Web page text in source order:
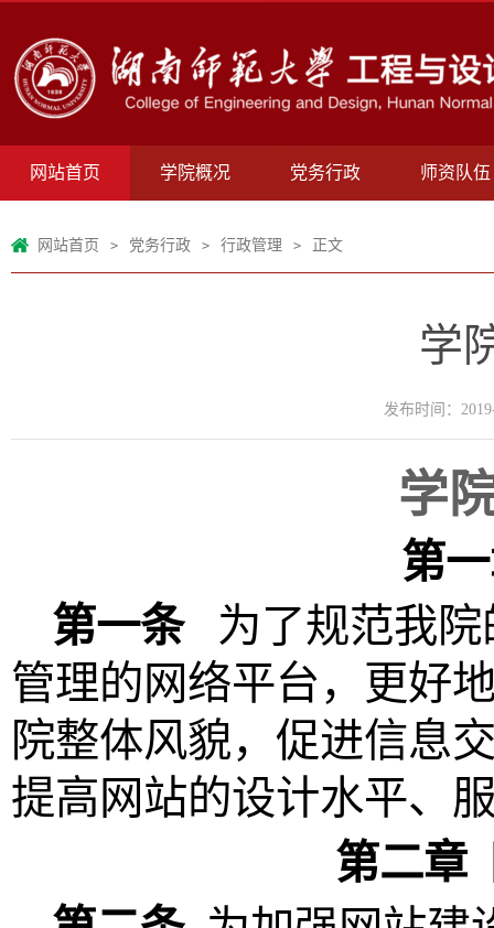
网站首页 学院概况 党务行政 师资队伍
网站首页 > 党务行政 > 行政管理 > 正文
学
发布时间：
学
第
第一条
为了规范我
管理的网络平台，更好
院整体风貌，促进信息
提高网站的设计水平、
第二章